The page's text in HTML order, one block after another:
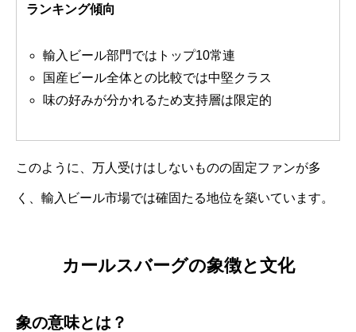
ランキング傾向
輸入ビール部門ではトップ10常連
国産ビール全体との比較では中堅クラス
味の好みが分かれるため支持層は限定的
このように、万人受けはしないものの固定ファンが多
く、輸入ビール市場では確固たる地位を築いています。
カールスバーグの象徴と文化
象の意味とは？